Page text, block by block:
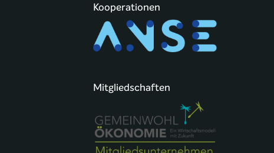
Kooperationen
Mitgliedschaften